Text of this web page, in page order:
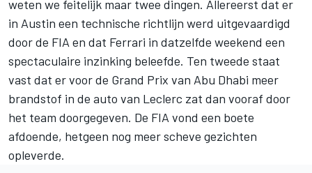
weten we feitelijk maar twee dingen. Allereerst dat er
in Austin een technische richtlijn werd uitgevaardigd
door de FIA en dat Ferrari in datzelfde weekend een
spectaculaire inzinking beleefde. Ten tweede staat
vast dat er voor de Grand Prix van Abu Dhabi meer
brandstof in de auto van Leclerc zat dan vooraf door
het team doorgegeven. De FIA vond een boete
afdoende, hetgeen nog meer scheve gezichten
opleverde.